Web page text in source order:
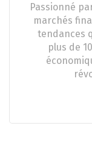
Passionné
marchés
tendances
plus de